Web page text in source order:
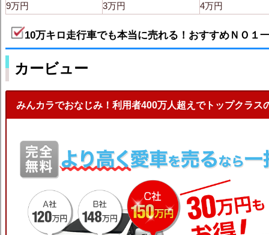
9万円
3万円 4万円
10万キロ走行車でも本当に売れる！おすすめＮＯ１
カービュー
みんカラでおなじみ！利用者400万人超えでトップクラス